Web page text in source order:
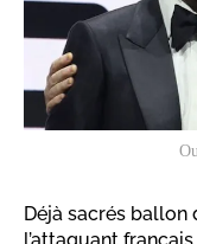
Déjà sacrés ballon